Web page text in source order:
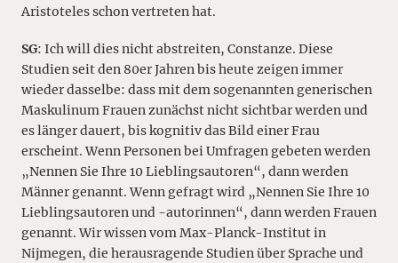
Aristoteles schon vertreten hat.
SG: Ich will dies nicht abstreiten, Constanze. Diese
Studien seit den 80er Jahren bis heute zeigen immer
wieder dasselbe: dass mit dem sogenannten generischen
Maskulinum Frauen zunächst nicht sichtbar werden und
es länger dauert, bis kognitiv das Bild einer Frau
erscheint. Wenn Personen bei Umfragen gebeten werden
„Nennen Sie Ihre 10 Lieblingsautoren“, dann werden
Männer genannt. Wenn gefragt wird „Nennen Sie Ihre 10
Lieblingsautoren und -autorinnen“, dann werden Frauen
genannt. Wir wissen vom Max-Planck-Institut in
Nijmegen, die herausragende Studien über Sprache und